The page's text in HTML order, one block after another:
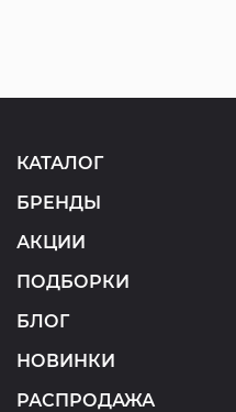
КАТАЛОГ
БРЕНДЫ
АКЦИИ
ПОДБОРКИ
БЛОГ
НОВИНКИ
РАСПРОДАЖА